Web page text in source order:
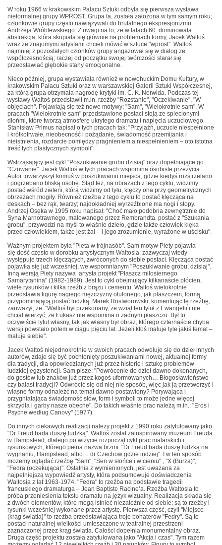
W roku 1966 w krakowskim Pałacu Sztuki odbyła się pierwsza wystawa
nieformalnej grupy WPROST. Grupa ta, została założona w tym samym roku;
członkowie grupy często nawiązywali do brutalnego ekspresjonizmu
Andrzeja Wróblewskiego. Z uwagi na to, że w latach 60. dominowała
abstrakcja, która skupiała się głównie na problemach formy, Jacek Waltoś
wraz ze znajomymi artystami chcieli mówić w sztuce "wprost". Waltoś
najmniej z pozostałych członków grupy angażował się w dialog ze
współczesnością; raczej od początku swojej twórczości starał się
przedstawiać głębokie stany emocjonalne.
Nieco później, grupa wystawiała również w nowohuckim Domu Kultury, w
krakowskim Pałacu Sztuki oraz w warszawskiej Galerii Sztuki Współczesnej,
za którą grupa otrzymała nagrodę krytyki im. C. K. Norwida. Podczas tej
wystawy Waltoś przedstawił m.in. rzeźby "Rozstanie", "Oczekiwanie", "W
objęciach". Pojawiają się też nowe motywy: "Sam", "Wielokrotnie sam". W
pracach "Wielokrotnie sam" przedstawione postaci stoją ze splecionymi
dłońmi, które tworzą atmosferę ukrytego dramatu i napięcia uczuciowego.
Stanisław Primus napisał o tych pracach tak: "Przyjaźń, uczucie niespełnione
i krótkotrwałe, nieobecność i pożądanie, świadomość przemijania i
nieistnienia, rozdarcie pomiędzy pragnieniem a niespełnieniem – oto istotna
treść tych plastycznych symboli".
Wstrząsający jest cykl "Poszukiwanie grobu dzisiaj" oraz dopełniające go
"Czuwanie". Jacek Waltoś w tych pracach wspomina osobiste przeżycia.
Autor towarzyszył komuś w poszukiwaniu miejsca, gdzie kiedyś rozstrzelano
i pogrzebano bliską osobę. Stąd też, na obrazach z tego cyklu, widzimy
postać wśród zieleni, którą widzimy od tyłu, klęczy ona przy geometrycznych
obrzeżach mogiły. Również rzeźba z tego cyklu to postać klęcząca na
deskach – bez rąk, twarzy; najdokładniej wyrzeźbione ma nogi i stopy.
Andrzej Osęka w 1995 roku napisał: "Choć mało podobna zewnętrznie do
Syna Marnotrawnego, malowanego przez Rembrandta, postać z "Szukania
grobu", przywodzi na myśl to właśnie dzieło, gdzie także człowiek klęka
przed człowiekiem, także jest żal – i jego zrozumienie, wyrażone w uścisku".
Ważnym projektem była "Pieta w trójnasób". Sam motyw Piety pojawia
się dość często w dorobku artystycznym Waltosia: zazwyczaj wtedy
występuje trzech klęczących, zwróconych do siebie postaci. Klęcząca postać
pojawiła się już wcześniej, we wspomnianym "Poszukiwanie grobu, dzisiaj".
Inną wersją Piety nazywa artysta projekt "Płaszcz miłosiernego
Samarytanina" (1982-1989). Jest to cykl obejmujący kilkanaście płócien,
wiele rysunków i kilka rzeźb z brązu i cementu. Waltoś wielokrotnie
przedstawia figurę nagiego mężczyzny otulonego, jak płaszczem, formą
przypominającą postać ludzką. Marek Rostworowski, komentując tę rzeźbę,
zauważył, że: "Waltoś był przekonany, że wziął ten tytuł z Ewangelii i nie
chciał wierzyć, że Łukasz nie wspomina o żadnym płaszczu. Był to
oczywiście tytuł własny, tak jak własny był obraz, którego czternaście chyba
wersji powstało potem w ciągu pięciu lat. Jeżeli ktoś maluje tyle jakiś temat –
maluje siebie".
Jacek Waltoś niejednokrotnie w swoich pracach odwołuje się do dzieł innych
autorów, zdaje się być pochłonięty poszukiwaniami nowej, aktualnej formy
dla tradycji, dla opowiedzianych już przez historię i sztukę problemów
ludzkiej egzystencji. Sam pisze: "Powrócenie do dzieł dawno dokonanych,
do gestów lub znaków już przez kogoś uformowanych… Błogosławieństwo
czy balast tradycji? Odwrócić się od niej nie sposób, więc jak ją przetworzyć i
własne formy odnaleźć na temat dawno postawiony? Porywająca i
przygniatająca świadomość słów, form i symboli to może jedne więcej
skrzydła i garby nasze obecne". Do takich właśnie prac należą m.in.: "Eros i
Psyche według Canovy" (1977).
Do innych ciekawych realizacji należy projekt z 1990 roku zatytułowany jako
"Dr Freud bada duszę ludzką". Waltoś został zainspirowany muzeum Freuda
w Hampstead, dlatego po wizycie rozpoczął cykl prac malarskich i
rysunkowych, którego pełna nazwa brzmi: "Dr Freud bada duszę ludzką na
wygnaniu, Hampstead, albo… dr Czechow gdzie indziej". I w ten sposób
możemy oglądać rzeźbę "Sam", "Sen w słońce i w cieniu" , "X (Burza)",
"Fedra (oczekująca)". Ostatnia z wymienionych, jest uważana za
najpełniejszą wypowiedź artysty, która podsumowuje doświadczenia
Waltosia z lat 1963-1974. "Fedra" to rzeźba na podstawie tragedii
francuskiego dramaturga – Jean Baptiste Racine’a. Rzeźba Waltosia to
próba przeniesienia tekstu dramatu na język wizualny. Realizacja składa się
z dwóch elementów, które mogą istnieć niezależnie od siebie: są to rzeźby i
rysunki wcześniej wykonane przez artystę. Pierwsza część, czyli "Miejsce
(krąg światła}" to rzeźba przedstawiająca troje bohaterów "Fedry". Są to
postaci naturalnej wielkości umieszczone w teatralnej przestrzeni
zaznaczonej przez krąg światła. Całości dopełnia monumentalny obraz.
Druga część projektu została zatytułowana jako "Akcja i czas". Tym razem